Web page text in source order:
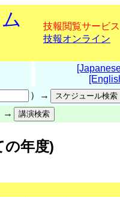
技報閲覧サービス
技報オンライン
）→
→
年度)